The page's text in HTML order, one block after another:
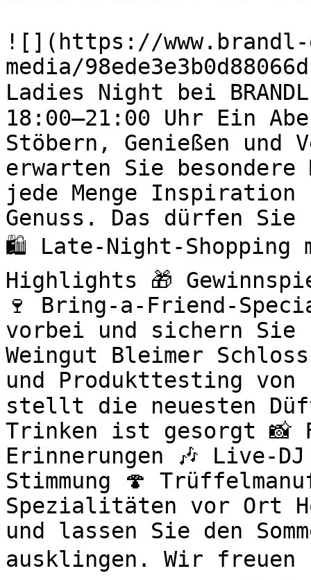
![](https://
media/
Ladies Night bei
18:00–21:00 Uhr Ein
Stöbern, Genießen und
erwarten Sie besondere
jede Menge
Genuss. Das dürfen
🛍️ Late-Night-
Highlights 🎁
🍷 Bring-a-Friend-
vorbei und sichern Sie
Weingut Bleimer
und Produkttesting
stellt die neuesten
Trinken ist gesorgt 📸
Erinnerungen 🎶
Stimmung 🍄
Spezialitäten vor Ort
und lassen Sie den
ausklingen. Wir freuen